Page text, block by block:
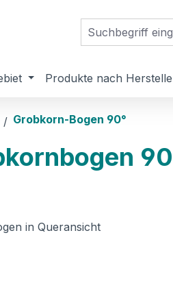
Produkte nach
Grobkorn-Bogen 90°